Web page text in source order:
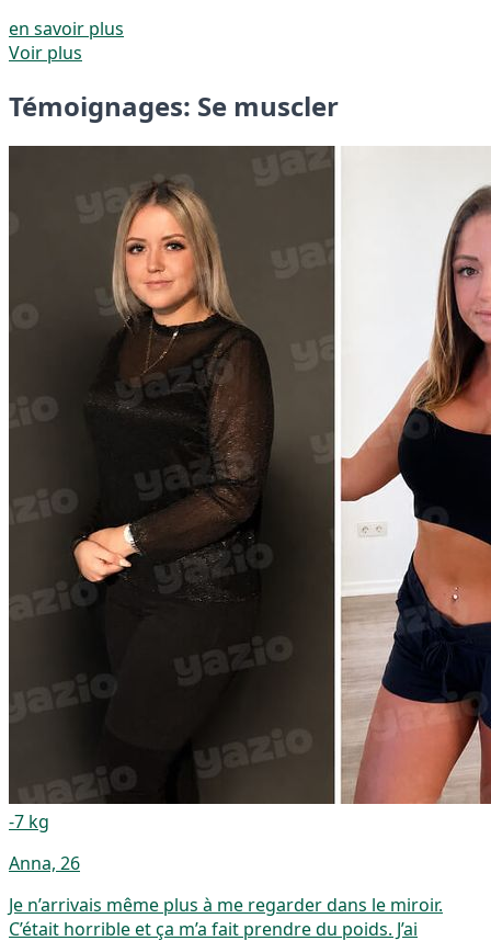
en savoir plus
Voir plus
Témoignages: Se muscler
-7 kg
Anna, 26
Je n’arrivais même plus à me regarder dans le miroir.
C’était horrible et ça m’a fait prendre du poids. J’ai